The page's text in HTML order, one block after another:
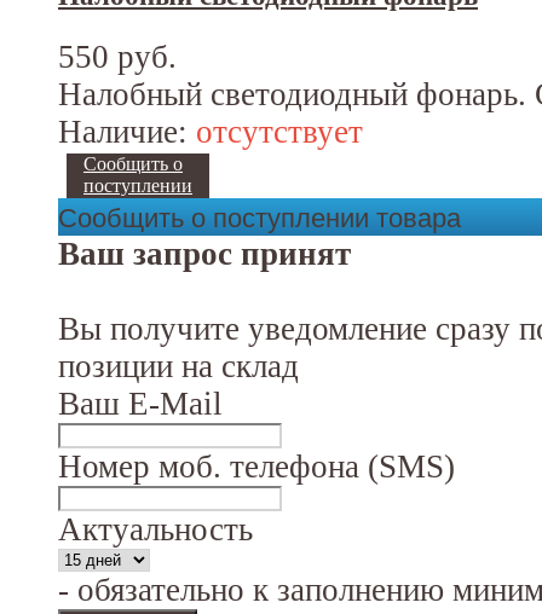
550 руб.
Налобный светодиодный фонарь.
Наличие: отсутствует
Сообщить о
поступлении
Сообщить о поступлении товара
Ваш запрос принят
Вы получите уведомление сразу
позиции на склад
Ваш E-Mail
Номер моб. телефона (SMS)
Актуальность
- обязательно к заполнению